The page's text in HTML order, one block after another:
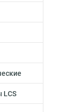
LCS